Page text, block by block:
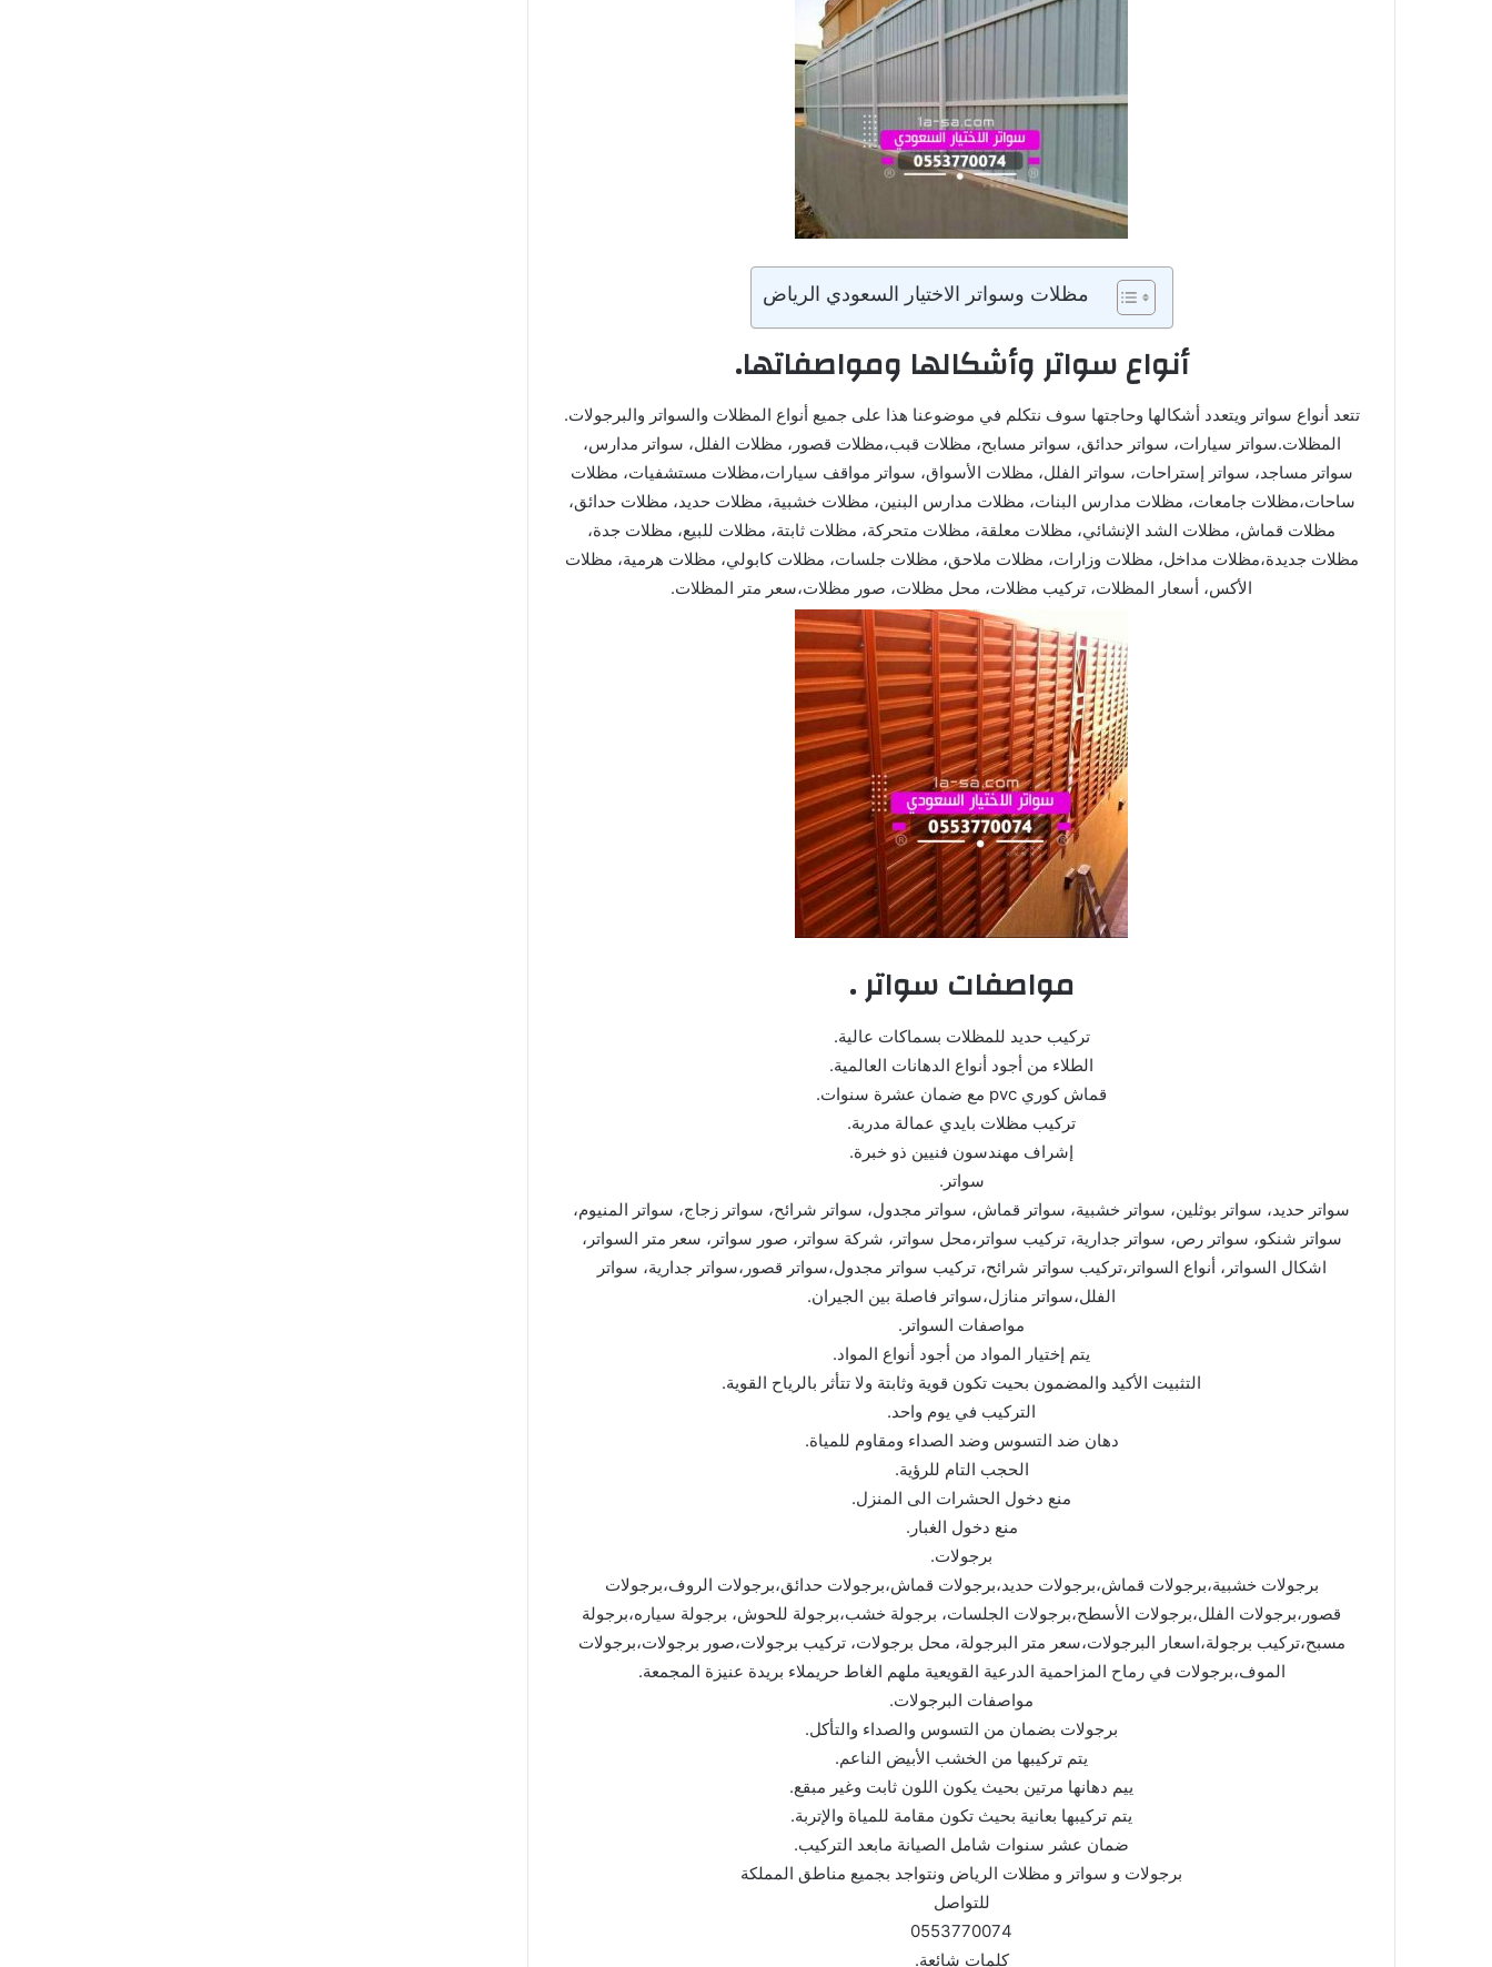
مظلات وسواتر الاختيار السعودي الرياض
أنواع سواتر وأشكالها ومواصفاتها.
تتعد أنواع سواتر ويتعدد أشكالها وحاجتها سوف نتكلم في موضوعنا هذا على جميع أنواع المظلات والسواتر والبرجولات.
المظلات.سواتر سيارات، سواتر حدائق، سواتر مسابح، مظلات قبب،مظلات قصور، مظلات الفلل، سواتر مدارس،
سواتر مساجد، سواتر إستراحات، سواتر الفلل، مظلات الأسواق، سواتر مواقف سيارات،مظلات مستشفيات، مظلات
ساحات،مظلات جامعات، مظلات مدارس البنات، مظلات مدارس البنين، مظلات خشبية، مظلات حديد، مظلات حدائق،
مظلات قماش، مظلات الشد الإنشائي، مظلات معلقة، مظلات متحركة، مظلات ثابتة، مظلات للبيع، مظلات جدة،
مظلات جديدة،مظلات مداخل، مظلات وزارات، مظلات ملاحق، مظلات جلسات، مظلات كابولي، مظلات هرمية، مظلات
الأكس، أسعار المظلات، تركيب مظلات، محل مظلات، صور مظلات،سعر متر المظلات.
مواصفات سواتر .
تركيب حديد للمظلات بسماكات عالية.
الطلاء من أجود أنواع الدهانات العالمية.
قماش كوري pvc مع ضمان عشرة سنوات.
تركيب مظلات بايدي عمالة مدربة.
إشراف مهندسون فنيين ذو خبرة.
سواتر.
سواتر حديد، سواتر بوثلين، سواتر خشبية، سواتر قماش، سواتر مجدول، سواتر شرائح، سواتر زجاج، سواتر المنيوم،
سواتر شنكو، سواتر رص، سواتر جدارية، تركيب سواتر،محل سواتر، شركة سواتر، صور سواتر، سعر متر السواتر،
اشكال السواتر، أنواع السواتر،تركيب سواتر شرائح، تركيب سواتر مجدول،سواتر قصور،سواتر جدارية، سواتر
الفلل،سواتر منازل،سواتر فاصلة بين الجيران.
مواصفات السواتر.
يتم إختيار المواد من أجود أنواع المواد.
التثبيت الأكيد والمضمون بحيت تكون قوية وثابتة ولا تتأثر بالرياح القوية.
التركيب في يوم واحد.
دهان ضد التسوس وضد الصداء ومقاوم للمياة.
الحجب التام للرؤية.
منع دخول الحشرات الى المنزل.
منع دخول الغبار.
برجولات.
برجولات خشبية،برجولات قماش،برجولات حديد،برجولات قماش،برجولات حدائق،برجولات الروف،برجولات
قصور،برجولات الفلل،برجولات الأسطح،برجولات الجلسات، برجولة خشب،برجولة للحوش، برجولة سياره،برجولة
مسبح،تركيب برجولة،اسعار البرجولات،سعر متر البرجولة، محل برجولات، تركيب برجولات،صور برجولات،برجولات
الموف،برجولات في رماح المزاحمية الدرعية القويعية ملهم الغاط حريملاء بريدة عنيزة المجمعة.
مواصفات البرجولات.
برجولات بضمان من التسوس والصداء والتأكل.
يتم تركيبها من الخشب الأبيض الناعم.
ييم دهانها مرتين بحيث يكون اللون ثابت وغير مبقع.
يتم تركيبها بعانية بحيث تكون مقامة للمياة والإتربة.
ضمان عشر سنوات شامل الصيانة مابعد التركيب.
برجولات و سواتر و مظلات الرياض ونتواجد بجميع مناطق المملكة
للتواصل
0553770074
كلمات شائعة.